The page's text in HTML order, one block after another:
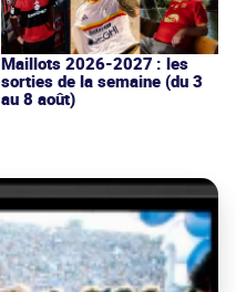
Maillots 2026-2027 : les
sorties de la semaine (du 3
au 8 août)